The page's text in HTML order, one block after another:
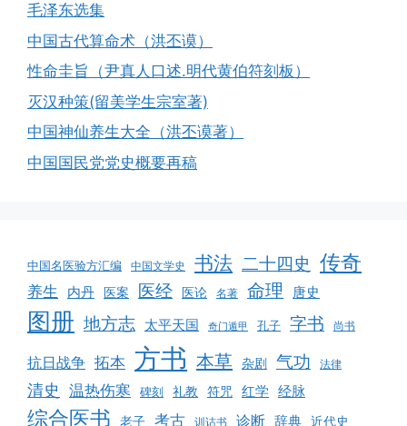
毛泽东选集
中国古代算命术（洪丕谟）
性命圭旨（尹真人口述.明代黄伯符刻板）
灭汉种策(留美学生宗室著)
中国神仙养生大全（洪丕谟著）
中国国民党党史概要再稿
中国名医验方汇编 中国文学史 书法 二十四史 传奇
养生 内丹 医案 医经 医论 名著 命理 唐史
图册 地方志 太平天国 奇门遁甲 孔子 字书 尚书
抗日战争 拓本 方书 本草 杂剧 气功 法律
清史 温热伤寒 碑刻 礼教 符咒 红学 经脉
综合医书 老子 考古 训诂书 诊断 辞典 近代史